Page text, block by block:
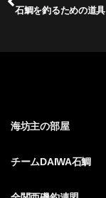
石鯛を釣るための道具
海坊主の部屋
チームDAIWA石鯛